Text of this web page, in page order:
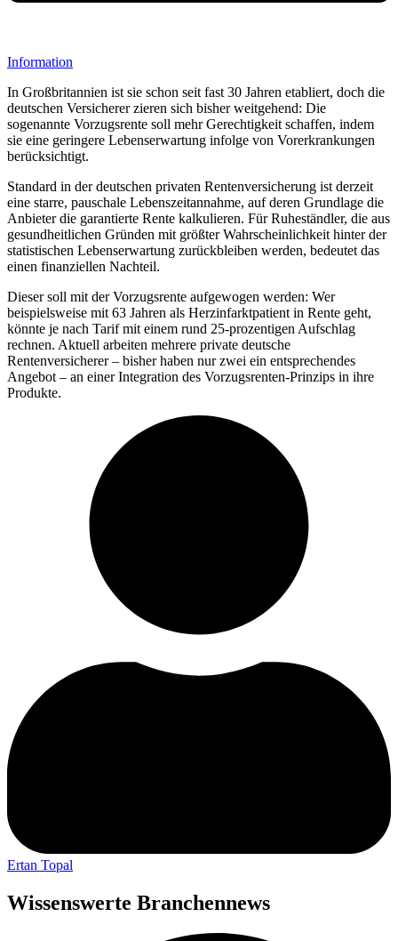
Information
In Großbritannien ist sie schon seit fast 30 Jahren etabliert, doch die
deutschen Versicherer zieren sich bisher weitgehend: Die
sogenannte Vorzugsrente soll mehr Gerechtigkeit schaffen, indem
sie eine geringere Lebenserwartung infolge von Vorerkrankungen
berücksichtigt.
Standard in der deutschen privaten Rentenversicherung ist derzeit
eine starre, pauschale Lebenszeitannahme, auf deren Grundlage die
Anbieter die garantierte Rente kalkulieren. Für Ruheständler, die aus
gesundheitlichen Gründen mit größter Wahrscheinlichkeit hinter der
statistischen Lebenserwartung zurückbleiben werden, bedeutet das
einen finanziellen Nachteil.
Dieser soll mit der Vorzugsrente aufgewogen werden: Wer
beispielsweise mit 63 Jahren als Herzinfarktpatient in Rente geht,
könnte je nach Tarif mit einem rund 25-prozentigen Aufschlag
rechnen. Aktuell arbeiten mehrere private deutsche
Rentenversicherer – bisher haben nur zwei ein entsprechendes
Angebot – an einer Integration des Vorzugsrenten-Prinzips in ihre
Produkte.
Ertan Topal
Wissenswerte Branchennews